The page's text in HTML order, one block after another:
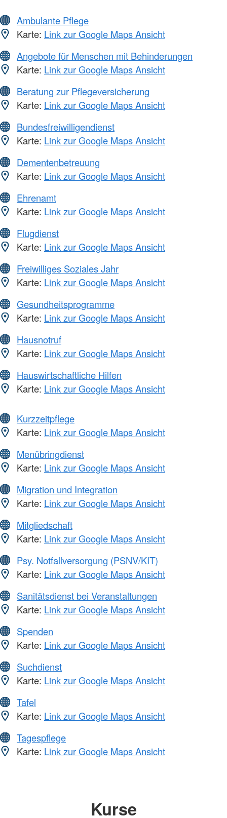
Ambulante Pflege
Karte: Link zur Google Maps Ansicht
Angebote für Menschen mit Behinderungen
Karte: Link zur Google Maps Ansicht
Beratung zur Pflegeversicherung
Karte: Link zur Google Maps Ansicht
Bundesfreiwilligendienst
Karte: Link zur Google Maps Ansicht
Dementenbetreuung
Karte: Link zur Google Maps Ansicht
Ehrenamt
Karte: Link zur Google Maps Ansicht
Flugdienst
Karte: Link zur Google Maps Ansicht
Freiwilliges Soziales Jahr
Karte: Link zur Google Maps Ansicht
Gesundheitsprogramme
Karte: Link zur Google Maps Ansicht
Hausnotruf
Karte: Link zur Google Maps Ansicht
Hauswirtschaftliche Hilfen
Karte: Link zur Google Maps Ansicht
Kurzzeitpflege
Karte: Link zur Google Maps Ansicht
Menübringdienst
Karte: Link zur Google Maps Ansicht
Migration und Integration
Karte: Link zur Google Maps Ansicht
Mitgliedschaft
Karte: Link zur Google Maps Ansicht
Psy. Notfallversorgung (PSNV/KIT)
Karte: Link zur Google Maps Ansicht
Sanitätsdienst bei Veranstaltungen
Karte: Link zur Google Maps Ansicht
Spenden
Karte: Link zur Google Maps Ansicht
Suchdienst
Karte: Link zur Google Maps Ansicht
Tafel
Karte: Link zur Google Maps Ansicht
Tagespflege
Karte: Link zur Google Maps Ansicht
Kurse